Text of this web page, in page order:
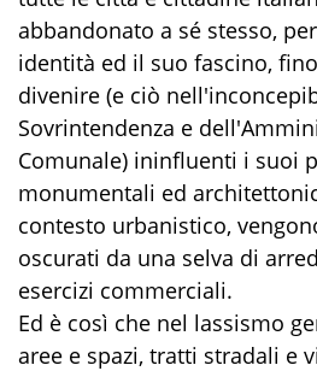
abbandonato a sé stesso,
identità ed il suo fascino,
divenire (e ciò
Sovrintendenza e
Comunale) ininfluenti i suoi
monumentali ed
contesto urbanistico,
oscurati da una selva di
esercizi commerciali.
Ed è così che nel lassismo
aree e spazi, tratti stradali e